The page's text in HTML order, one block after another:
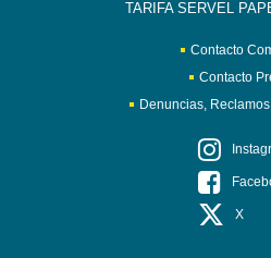
TARIFA SERVEL
Contacto
Contacto
Denuncias,
X